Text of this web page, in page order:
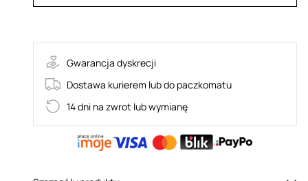
Gwarancja dyskrecji
Dostawa kurierem lub do paczkomatu
14 dni na zwrot lub wymianę